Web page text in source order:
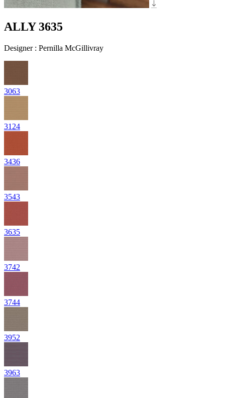
ALLY 3635
Designer : Pernilla McGillivray
3063
3124
3436
3543
3635
3742
3744
3952
3963